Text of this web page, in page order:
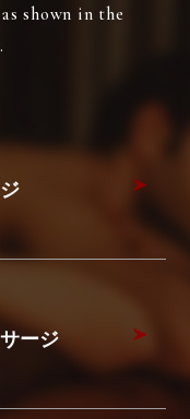
as shown in the
ージ